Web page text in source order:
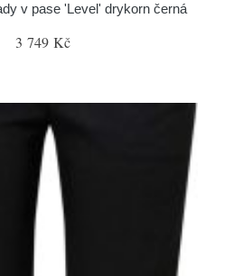
v pase 'Level' drykorn černá
3 749 Kč